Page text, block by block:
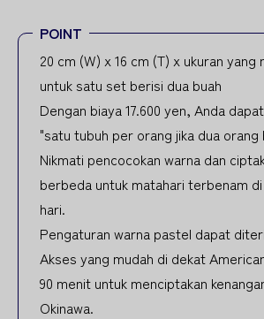
POINT
20 cm (W) x 16 cm (T) x ukuran yang
untuk satu set berisi dua buah
Dengan biaya 17.600 yen, Anda
"satu tubuh per orang jika dua
Nikmati pencocokan warna dan
berbeda untuk matahari terbenam
hari.
Pengaturan warna pastel dapat
Akses yang mudah di dekat
90 menit untuk menciptakan
Okinawa.